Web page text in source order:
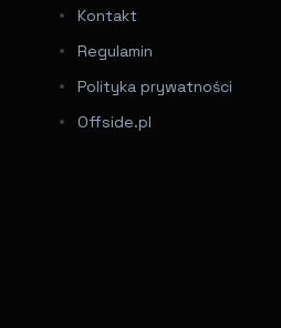
Kontakt
Regulamin
Polityka prywatności
Offside.pl